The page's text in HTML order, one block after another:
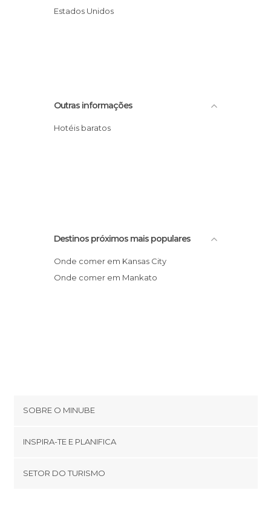
Estados Unidos
Outras informações
Hotéis baratos
Destinos próximos mais populares
Onde comer em Kansas City
Onde comer em Mankato
SOBRE O MINUBE
Términos e Condições
INSPIRA-TE E PLANIFICA
SETOR DO TURISMO